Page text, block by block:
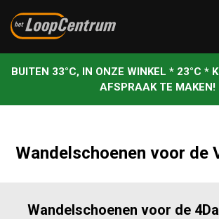
BUITEN 33°C, IN ONZE WINKEL * 23°C *
AFSPRAAK TE MAKEN!
Wandelschoenen voor de
Wandelschoenen voor de